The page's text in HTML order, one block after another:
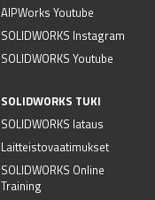
AIPWorks Youtube
SOLIDWORKS Instagram
SOLIDWORKS Youtube
SOLIDWORKS TUKI
SOLIDWORKS lataus
Laitteistovaatimukset
SOLIDWORKS Online
Training